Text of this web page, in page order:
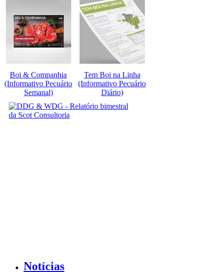
Boi & Companhia
(Informativo Pecuário
Semanal)
Tem Boi na Linha
(Informativo Pecuário
Diário)
Notícias